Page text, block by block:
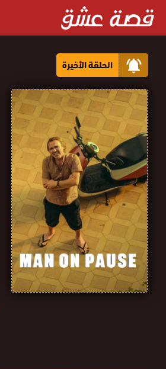
الحلقة الأخيرة